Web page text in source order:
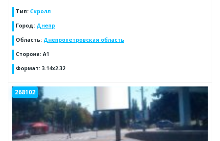
Тип: Скролл
Город: Днепр
Область: Днепропетровская область
Сторона: А1
Формат: 3.14х2.32
268102